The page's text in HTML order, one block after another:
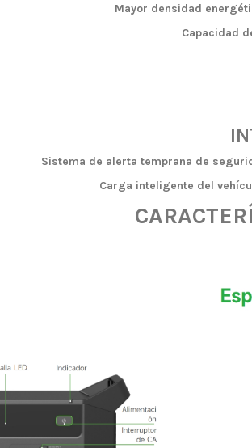
Mayor densidad
Capacidad
Sistema de alerta temprana de
Carga inteligente del